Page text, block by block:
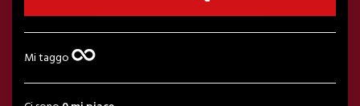
Mi taggo